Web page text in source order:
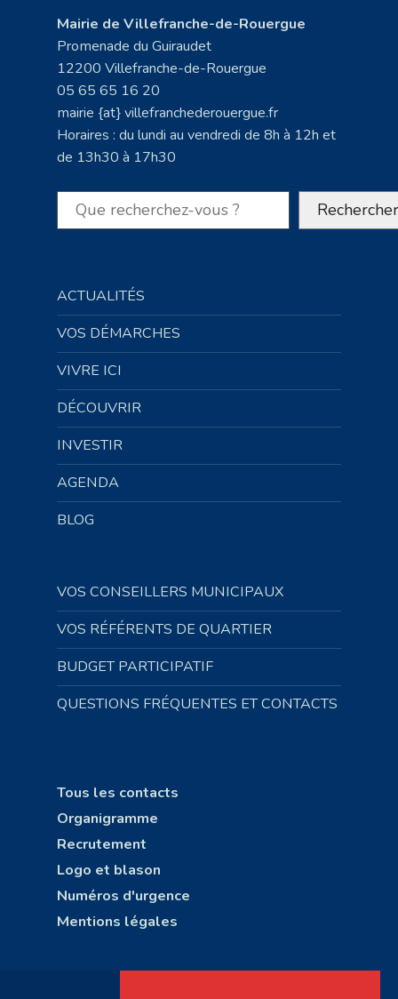
Mairie de Villefranche-de-Rouergue
Promenade du Guiraudet
12200 Villefranche-de-Rouergue
05 65 65 16 20
mairie {at} villefranchederouergue.fr
Horaires : du lundi au vendredi de 8h à 12h et
de 13h30 à 17h30
Rechercher Rechercher
ACTUALITÉS
VOS DÉMARCHES
VIVRE ICI
DÉCOUVRIR
INVESTIR
AGENDA
BLOG
VOS CONSEILLERS MUNICIPAUX
VOS RÉFÉRENTS DE QUARTIER
BUDGET PARTICIPATIF
QUESTIONS FRÉQUENTES ET CONTACTS
Tous les contacts
Organigramme
Recrutement
Logo et blason
Numéros d'urgence
Mentions légales